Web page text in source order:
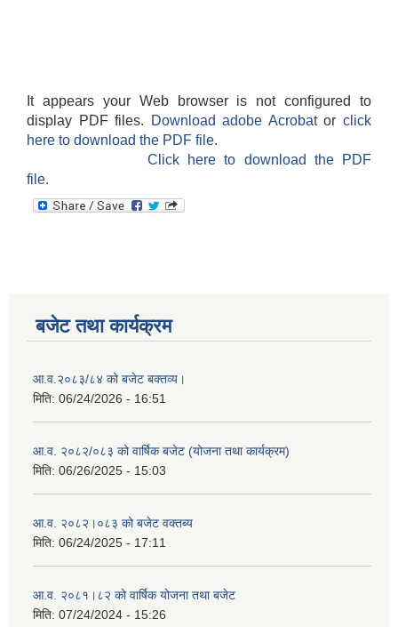
It appears your Web browser is not configured to
display PDF files.
Download adobe Acrobatorclick
here to download the PDF file.
Click here to download the PDF
file.
बजेट तथा कार्यक्रम
आ.व.२०८३/८४ को बजेट बक्तव्य।
मिति: 06/24/2026 - 16:51
आ.व. २०८२/०८३ को वार्षिक बजेट (योजना तथा कार्यक्रम)
मिति: 06/26/2025 - 15:03
आ.व. २०८२।०८३ को बजेट वक्तब्य
मिति: 06/24/2025 - 17:11
आ.व. २०८१।८२ को वार्षिक योजना तथा बजेट
मिति: 07/24/2024 - 15:26